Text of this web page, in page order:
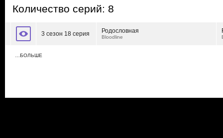
Количество серий: 8
3 сезон 18 серия Родословная
Bloodline
…БОЛЬШЕ